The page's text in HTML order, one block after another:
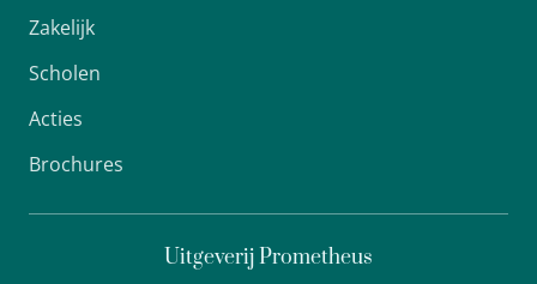
Zakelijk
Scholen
Acties
Brochures
Uitgeverij Prometheus